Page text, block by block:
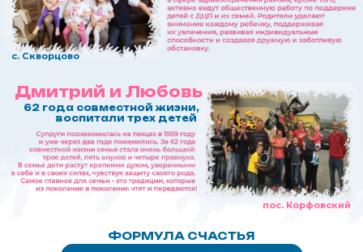
ФОРМУЛА СЧАСТЬЯ
ул. Амурский бульвар,
51